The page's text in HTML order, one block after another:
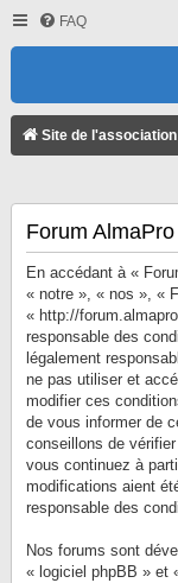
FAQ
Site de l'association
Forum
En accédant à «
« notre », « nos », «
« http://
responsable des
légalement
ne pas utiliser et
modifier ces
de vous informer de
conseillons de
vous continuez à
modifications aient
responsable des
Nos forums sont
« logiciel phpBB » et